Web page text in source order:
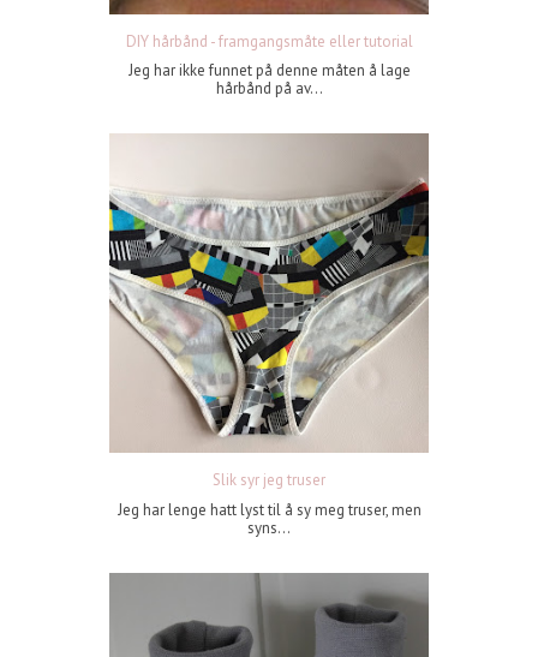
DIY hårbånd - framgangsmåte eller tutorial
Jeg har ikke funnet på denne måten å lage
hårbånd på av...
Slik syr jeg truser
Jeg har lenge hatt lyst til å sy meg truser, men
syns...